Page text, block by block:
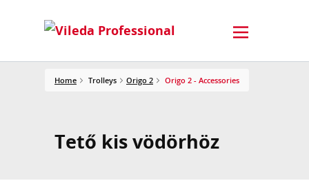
Home Trolleys Origo 2 Origo 2 - Accessories
Tető kis vödörhöz